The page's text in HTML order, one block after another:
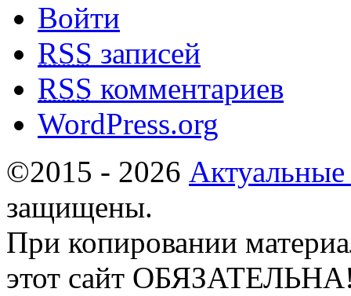
Войти
RSS записей
RSS комментариев
WordPress.org
©2015 - 2026
защищены.
При копировании
этот сайт